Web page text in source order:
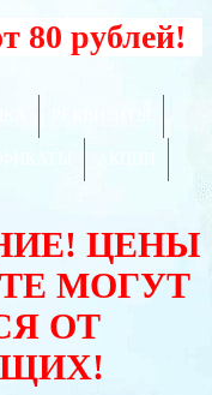
80 рублей!
ЦЕНЫ
МОГУТ
ОТ